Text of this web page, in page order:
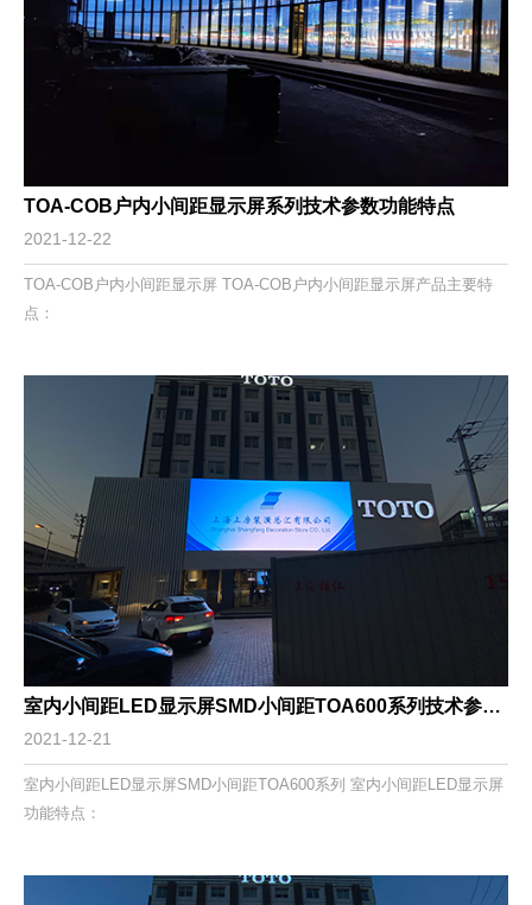
TOA-COB户内小间距显示屏系列技术参数功能特点
2021-12-22
TOA-COB户内小间距显示屏 TOA-COB户内小间距显示屏产品主要特
点：
室内小间距LED显示屏SMD小间距TOA600系列技术参数功能特点
2021-12-21
室内小间距LED显示屏SMD小间距TOA600系列 室内小间距LED显示屏
功能特点：